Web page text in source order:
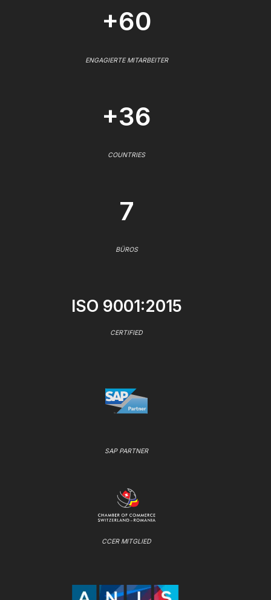
+60
ENGAGIERTE MITARBEITER
+36
COUNTRIES
7
BÜROS
ISO 9001:2015
CERTIFIED
SAP PARTNER
CCER MITGLIED